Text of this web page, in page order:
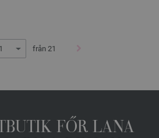
från 21
FŐR LANA